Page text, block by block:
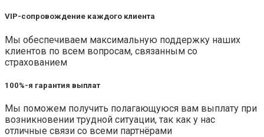
VIP-сопровождение каждого клиента
Мы обеспечиваем максимальную поддержку наших
клиентов по всем вопросам, связанным со
страхованием
100%-я гарантия выплат
Мы поможем получить полагающуюся вам выплату при
возникновении трудной ситуации, так как у нас
отличные связи со всеми партнёрами